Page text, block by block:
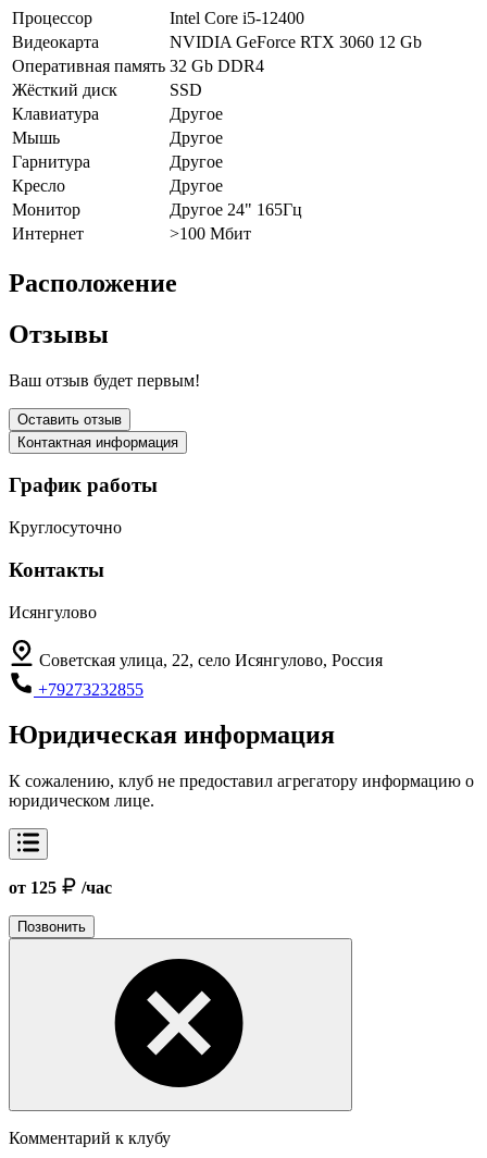
Процессор
Intel Core i5-12400
Видеокарта
NVIDIA GeForce RTX 3060 12 Gb
Оперативная память 32 Gb DDR4
Жёсткий диск
SSD
Клавиатура
Другое
Мышь
Другое
Гарнитура
Другое
Кресло
Другое
Монитор
Другое 24" 165Гц
Интернет
>100 Мбит
Расположение
Отзывы
Ваш отзыв будет первым!
Оставить отзыв
Контактная информация
График работы
Круглосуточно
Контакты
Исянгулово
Советская улица, 22, село Исянгулово, Россия
+79273232855
Юридическая информация
К сожалению, клуб не предоставил агрегатору информацию о
юридическом лице.
от 125 /час
Позвонить
Комментарий к клубу